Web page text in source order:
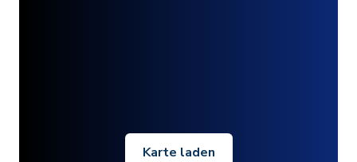
Karte laden